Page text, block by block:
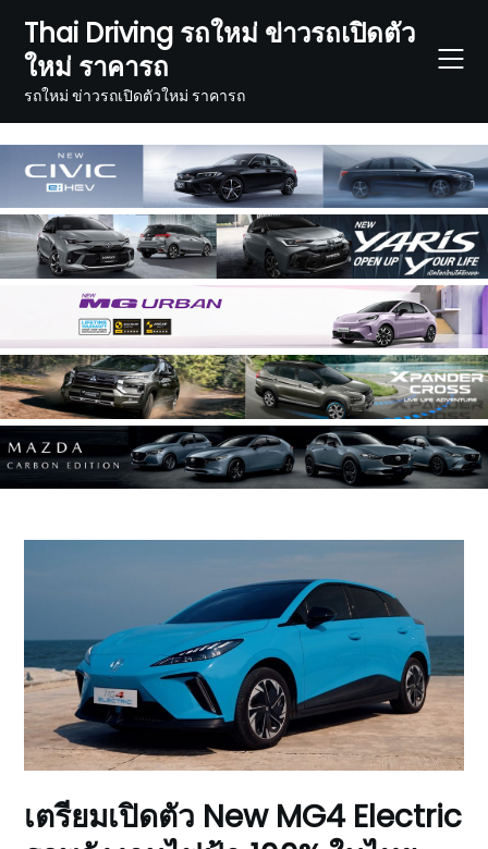
content
Thai Driving รถใหม่ ข่าวรถเปิดตัว
ใหม่ ราคารถ
รถใหม่ ข่าวรถเปิดตัวใหม่ ราคารถ
เตรียมเปิดตัว New MG4 Electric